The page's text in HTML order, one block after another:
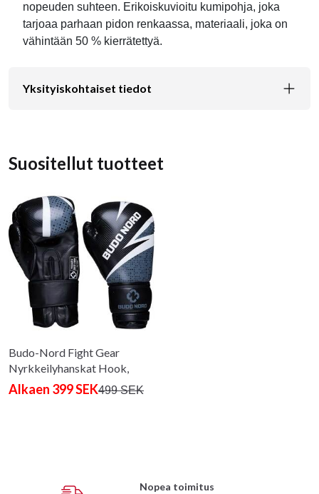
nopeuden suhteen. Erikoiskuvioitu kumipohja, joka
tarjoaa parhaan pidon renkaassa, materiaali, joka on
vähintään 50 % kierrätettyä.
Yksityiskohtaiset tiedot
Suositellut tuotteet
Budo-Nord Fight Gear
Nyrkkeilyhanskat Hook,
Musta/harmaa
Alkaen 399 SEK499 SEK
Nopea toimitus